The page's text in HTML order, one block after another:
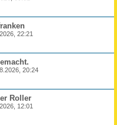
22:21
20:24
Roller
12:01